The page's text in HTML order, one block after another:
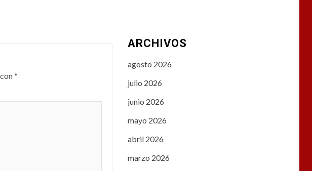
*
ARCHIVOS
agosto 2026
julio 2026
junio 2026
mayo 2026
abril 2026
marzo 2026